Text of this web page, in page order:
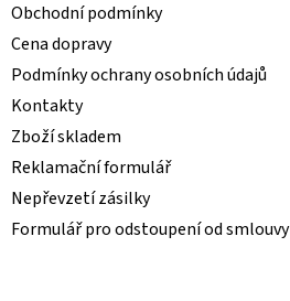
Obchodní podmínky
Cena dopravy
Podmínky ochrany osobních údajů
Kontakty
Zboží skladem
Reklamační formulář
Nepřevzetí zásilky
Formulář pro odstoupení od smlouvy